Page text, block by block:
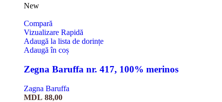
New
Compară
Vizualizare Rapidă
Adaugă la lista de dorințe
Adaugă în coș
Zegna Baruffa nr. 417, 100% merinos
Zagna Baruffa
MDL 88,00